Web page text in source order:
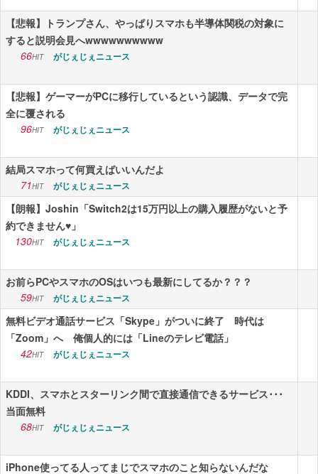
【悲報】トランプさん、やっぱりスマホも半導体関税の対象に
すると説明会見へwwwwwwwwww
66HIT がじぇじぇニュース
【悲報】ゲーマーがPCに移行しているという認識、データで完
全に覆される
96HIT がじぇじぇニュース
結局スマホって何買えばいいんだよ
71HIT がじぇじぇニュース
【朗報】Joshin「Switch2は15万円以上の購入履歴がないと予
約できません♥」
130HIT がじぇじぇニュース
お前らPCやスマホのOSはいつも最新にしてるか？？？
59HIT がじぇじぇニュース
無料ビデオ通話サービス「Skype」がついに終了 時代は
「Zoom」へ 俺個人的には「Lineのテレビ電話」
42HIT がじぇじぇニュース
KDDI、スマホとスターリンク間で直接通信できるサービス･･･
当面無料
68HIT がじぇじぇニュース
iPhone使ってる人ってまじでスマホのこと知らないんだな